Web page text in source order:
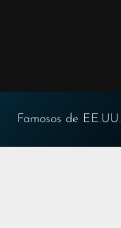
Famosos de EE.UU.